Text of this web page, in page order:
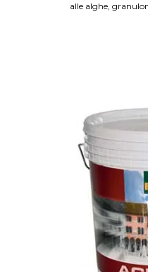
alle alghe,